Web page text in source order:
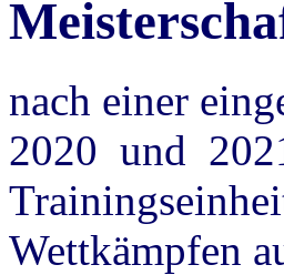
nach einer
2020 und
Wettkämpfen